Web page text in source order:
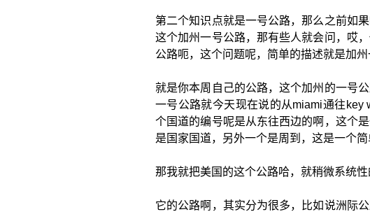
第二个知识点就是一号公路，那么之前如
这个加州一号公路，那有些人就会问，哎
公路呃，这个问题呢，简单的描述就是加州
就是你本周自己的公路，这个加州的一号
一号公路就今天现在说的从miami通往
个国道的编号呢是从东往西边的啊，这个
是国家国道，另外一个是周到，这是一个
那我就把美国的这个公路哈，就稍微系统
它的公路啊，其实分为很多，比如说洲际